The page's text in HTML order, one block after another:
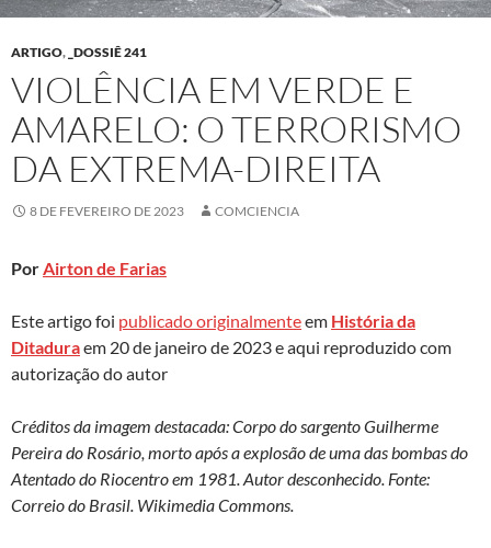
ARTIGO, _DOSSIÊ 241
VIOLÊNCIA EM VERDE E
AMARELO: O TERRORISMO
DA EXTREMA-DIREITA
8 DE FEVEREIRO DE 2023 COMCIENCIA
PorAirton de Farias
Este artigo foi publicado originalmenteem História da
Ditaduraem 20 de janeiro de 2023 e aqui reproduzido com
autorização do autor
Créditos da imagem destacada: Corpo do sargento Guilherme
Pereira do Rosário, morto após a explosão de uma das bombas do
Atentado do Riocentro em 1981. Autor desconhecido. Fonte:
Correio do Brasil. Wikimedia Commons.